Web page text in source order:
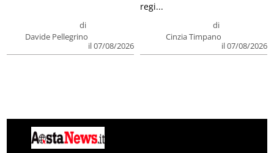
di
Davide Pellegrino
il 07/08/2026
di
Cinzia Timpano
il 07/08/2026
regi...